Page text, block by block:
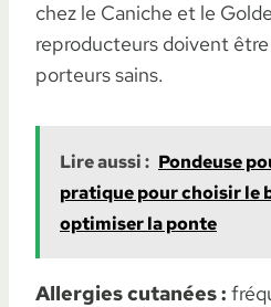
chez le Caniche et le
reproducteurs doivent
porteurs sains.
Lire aussi : Pondeuse
pratique pour choisir le
optimiser la ponte
Allergies cutanées :